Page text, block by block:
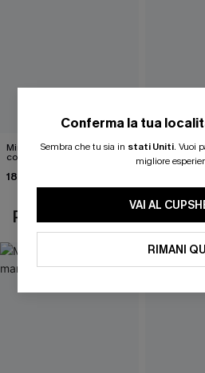
Mini abito senza maniche
con colletto nero
18,90 €
Abito
cintura e
POTREBBE
Conferma la tua
Sembra che tu sia in stati Uniti. Vuoi
migliore
VAI AL
RIMANI